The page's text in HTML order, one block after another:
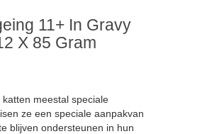
11+ In Gravy
X 85 Gram
meestal speciale
ze een speciale aanpakvan
blijven ondersteunen in hun